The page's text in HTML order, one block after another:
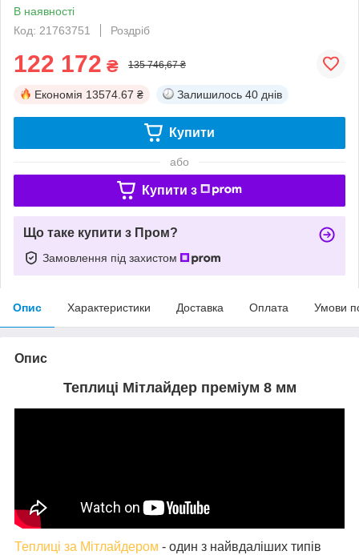
В наявності
Код: 21763751
Роздріб
122 172 ₴ 135 746,67 ₴
Економія 13574.67 ₴ Залишилось 40 днів
Купити
або
Купити з
Що таке купити з Пром?
Замовлення під захистом
Опис Характеристики Доставка Оплата Умови
Опис
Теплиці Мітлайдер преміум 8 мм
Теплиці за Мітлайдером - один з найвдаліших типів